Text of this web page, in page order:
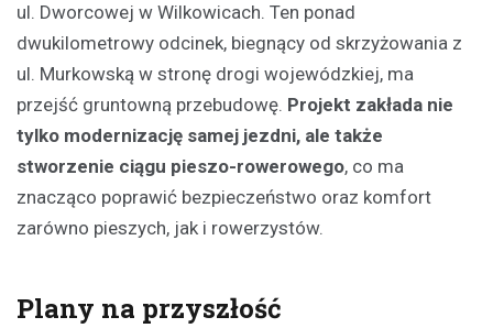
ul. Dworcowej w Wilkowicach. Ten ponad
dwukilometrowy odcinek, biegnący od skrzyżowania z
ul. Murkowską w stronę drogi wojewódzkiej, ma
przejść gruntowną przebudowę. Projekt zakłada nie
tylko modernizację samej jezdni, ale także
stworzenie ciągu pieszo-rowerowego, co ma
znacząco poprawić bezpieczeństwo oraz komfort
zarówno pieszych, jak i rowerzystów.
Plany na przyszłość